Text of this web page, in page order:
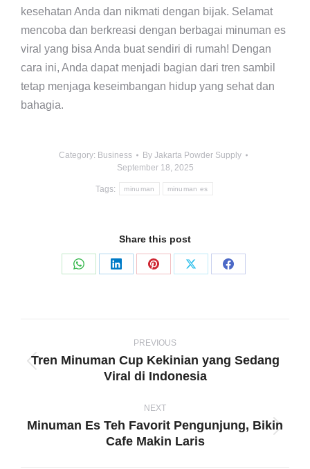
kesehatan Anda dan nikmati dengan bijak. Selamat
mencoba dan berkreasi dengan berbagai minuman es
viral yang bisa Anda buat sendiri di rumah! Dengan
cara ini, Anda dapat menjadi bagian dari tren sambil
tetap menjaga keseimbangan hidup yang sehat dan
bahagia.
Category: Business By Jakarta Powder Supply
September 18, 2025
Tags: minuman minuman es
Share this post
Share
Share
Share
Share
Share
navigation
PREVIOUS
Previous
Tren Minuman Cup Kekinian yang Sedang
Viral di Indonesia
NEXT
Next
Minuman Es Teh Favorit Pengunjung, Bikin
Cafe Makin Laris